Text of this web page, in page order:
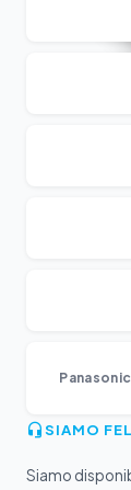
Panasonic
SIAMO
Siamo